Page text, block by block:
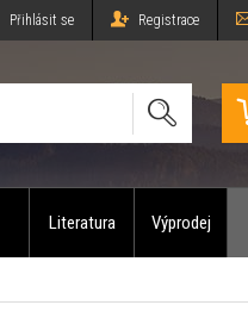
Přihlásit se Registrace
Literatura Výprodej